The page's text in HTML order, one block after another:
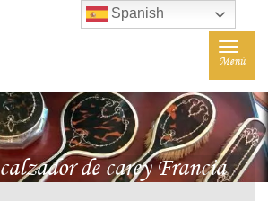
Toggle
Menú
calzador de carey Francia
Spanish